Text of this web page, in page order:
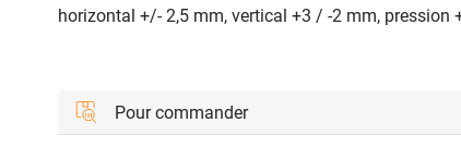
horizontal +/- 2,5 mm, vertical +3 / -2 mm, pression
Pour commander